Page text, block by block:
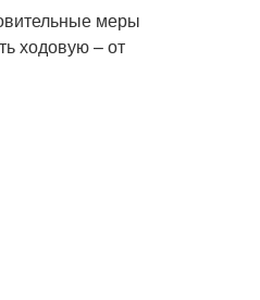
меры
ходовую – от